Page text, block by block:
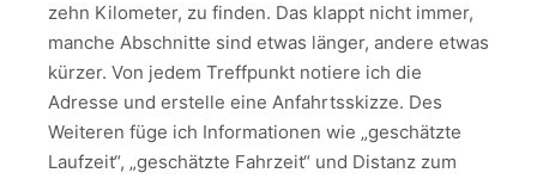
zehn Kilometer, zu finden. Das klappt nicht immer,
manche Abschnitte sind etwas länger, andere etwas
kürzer. Von jedem Treffpunkt notiere ich die
Adresse und erstelle eine Anfahrtsskizze. Des
Weiteren füge ich Informationen wie „geschätzte
Laufzeit“, „geschätzte Fahrzeit“ und Distanz zum